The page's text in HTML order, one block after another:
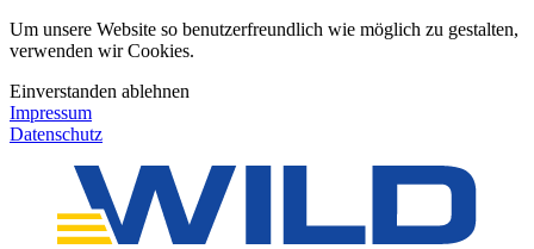
Um unsere Website so benutzerfreundlich wie möglich zu gestalten,
verwenden wir Cookies.
Einverstanden ablehnen
Impressum
Datenschutz